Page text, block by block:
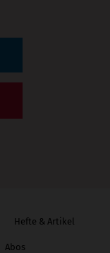
Hefte & Artikel
Abos